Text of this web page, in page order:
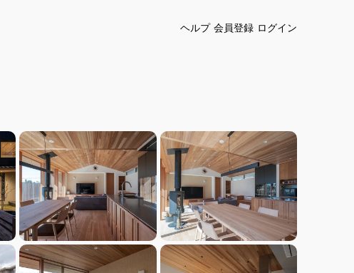
ヘルプ 会員登録 ログイン